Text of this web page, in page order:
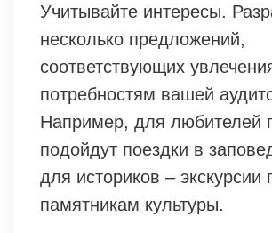
Учитывайте интересы.
несколько предложений,
соответствующих
потребностям вашей
Например, для любителей
подойдут поездки в
для историков – экскурсии
памятникам культуры.